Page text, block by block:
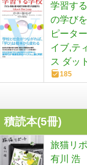
学習す
の学び
ピータ
イブ,テ
ス ダッ
185
積読本(5冊)
旅猫リ
有川 浩